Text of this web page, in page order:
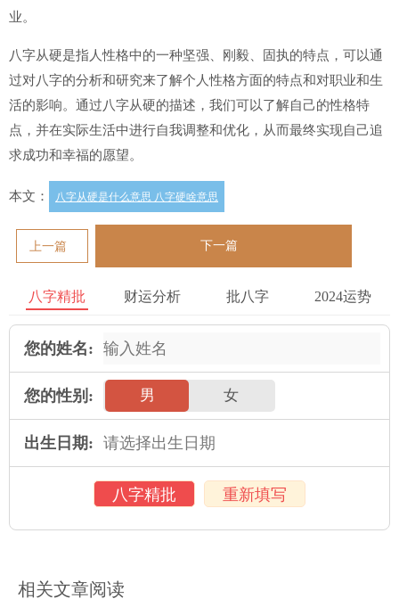
业。
八字从硬是指人性格中的一种坚强、刚毅、固执的特点，可以通
过对八字的分析和研究来了解个人性格方面的特点和对职业和生
活的影响。通过八字从硬的描述，我们可以了解自己的性格特
点，并在实际生活中进行自我调整和优化，从而最终实现自己追
求成功和幸福的愿望。
本文： 八字从硬是什么意思 八字硬啥意思
上一篇 下一篇
八字精批 财运分析 批八字 2024运势
您的姓名:
您的性别: 男 女
出生日期:
八字精批 重新填写
相关文章阅读